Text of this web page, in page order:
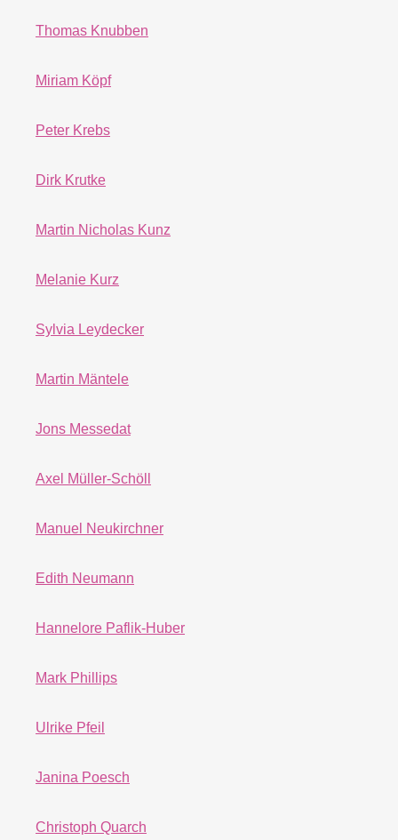
Thomas Knubben
Miriam Köpf
Peter Krebs
Dirk Krutke
Martin Nicholas Kunz
Melanie Kurz
Sylvia Leydecker
Martin Mäntele
Jons Messedat
Axel Müller-Schöll
Manuel Neukirchner
Edith Neumann
Hannelore Paflik-Huber
Mark Phillips
Ulrike Pfeil
Janina Poesch
Christoph Quarch